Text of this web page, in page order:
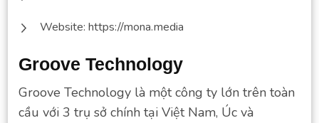
Website: https://mona.media
Groove Technology
Groove Technology là một công ty lớn trên toàn
cầu với 3 trụ sở chính tại Việt Nam, Úc và